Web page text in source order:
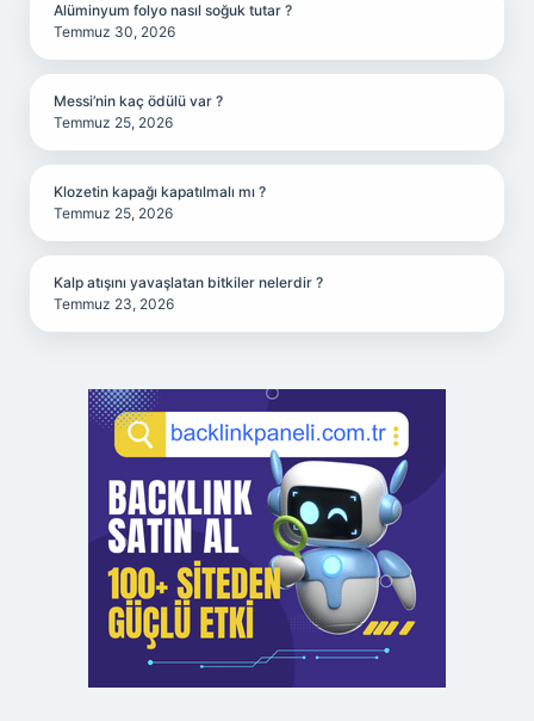
Alüminyum folyo nasıl soğuk tutar ?
Temmuz 30, 2026
Messi’nin kaç ödülü var ?
Temmuz 25, 2026
Klozetin kapağı kapatılmalı mı ?
Temmuz 25, 2026
Kalp atışını yavaşlatan bitkiler nelerdir ?
Temmuz 23, 2026